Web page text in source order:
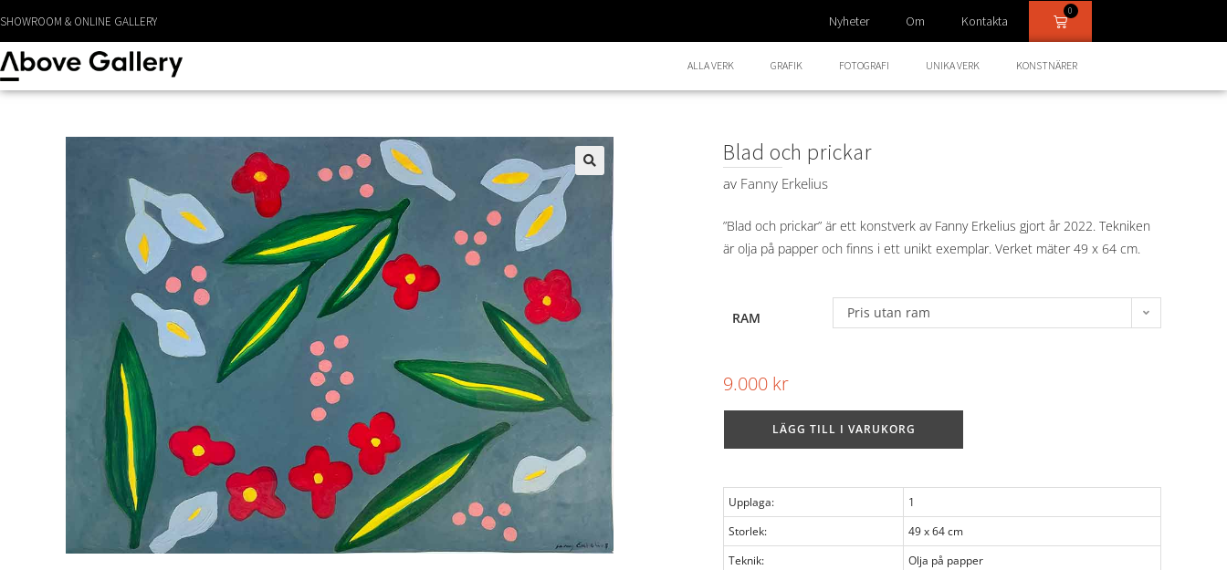
SHOWROOM & ONLINE GALLERY Nyheter Om Kontakta
0
ALLA VERK GRAFIK FOTOGRAFI UNIKA VERK KONSTNÄRER
Blad och prickar
av Fanny Erkelius
”Blad och prickar” är ett konstverk av Fanny Erkelius gjort år 2022. Tekniken
är olja på papper och finns i ett unikt exemplar. Verket mäter 49 x 64 cm.
RAM Pris utan ram
9.000 kr
LÄGG TILL I VARUKORG
Upplaga:
1
Storlek:
49 x 64 cm
Teknik:
Olja på papper